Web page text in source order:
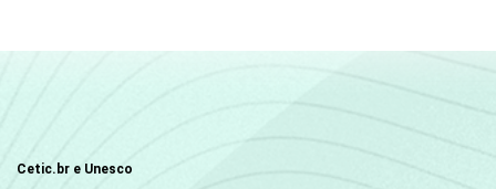
Cetic.br e Unesco